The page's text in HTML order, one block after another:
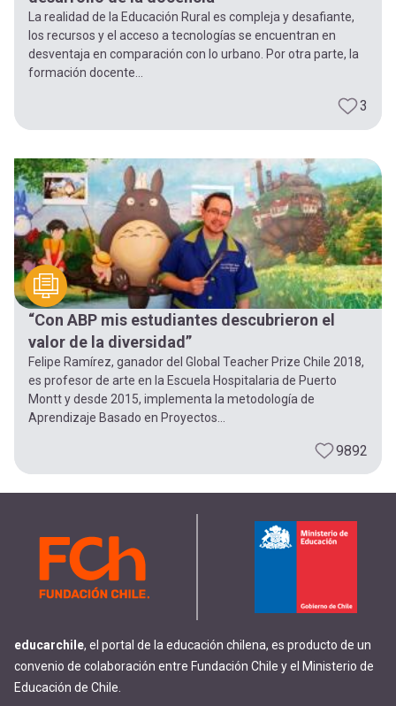
La realidad de la Educación Rural es compleja y desafiante,
los recursos y el acceso a tecnologías se encuentran en
desventaja en comparación con lo urbano. Por otra parte, la
formación docente...
3
“Con ABP mis estudiantes descubrieron el
valor de la diversidad”
Felipe Ramírez, ganador del Global Teacher Prize Chile 2018,
es profesor de arte en la Escuela Hospitalaria de Puerto
Montt y desde 2015, implementa la metodología de
Aprendizaje Basado en Proyectos...
9892
educarchile, el portal de la educación chilena, es producto de un
convenio de colaboración entre Fundación Chile y el Ministerio de
Educación de Chile.